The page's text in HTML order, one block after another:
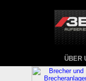
ÜBER